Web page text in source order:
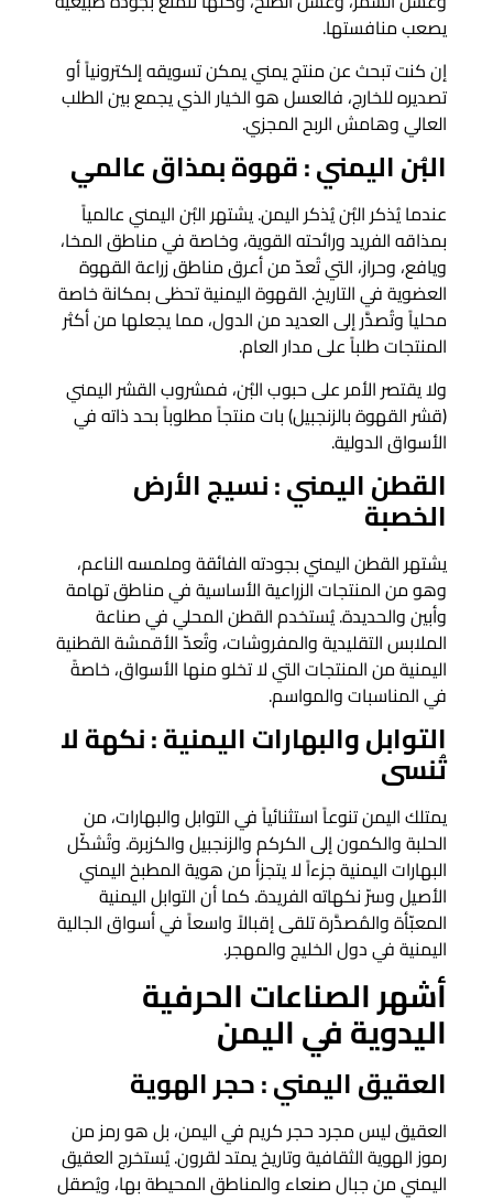
يصعب منافستها.
إن كنت تبحث عن منتج يمني يمكن تسويقه إلكترونياً أو
تصديره للخارج، فالعسل هو الخيار الذي يجمع بين الطلب
العالي وهامش الربح المجزي.
البُن اليمني : قهوة بمذاق عالمي
عندما يُذكر البُن يُذكر اليمن. يشتهر البُن اليمني عالمياً
بمذاقه الفريد ورائحته القوية، وخاصة في مناطق المخا،
ويافع، وحراز، التي تُعدّ من أعرق مناطق زراعة القهوة
العضوية في التاريخ. القهوة اليمنية تحظى بمكانة خاصة
محلياً وتُصدَّر إلى العديد من الدول، مما يجعلها من أكثر
المنتجات طلباً على مدار العام.
ولا يقتصر الأمر على حبوب البُن، فمشروب القشر اليمني
(قشر القهوة بالزنجبيل) بات منتجاً مطلوباً بحد ذاته في
الأسواق الدولية.
القطن اليمني : نسيج الأرض
الخصبة
يشتهر القطن اليمني بجودته الفائقة وملمسه الناعم،
وهو من المنتجات الزراعية الأساسية في مناطق تهامة
وأبين والحديدة. يُستخدم القطن المحلي في صناعة
الملابس التقليدية والمفروشات، وتُعدّ الأقمشة القطنية
اليمنية من المنتجات التي لا تخلو منها الأسواق، خاصةً
في المناسبات والمواسم.
التوابل والبهارات اليمنية : نكهة لا
تُنسى
يمتلك اليمن تنوعاً استثنائياً في التوابل والبهارات، من
الحلبة والكمون إلى الكركم والزنجبيل والكزبرة. وتُشكّل
البهارات اليمنية جزءاً لا يتجزأ من هوية المطبخ اليمني
الأصيل وسرّ نكهاته الفريدة. كما أن التوابل اليمنية
المعبّأة والمُصدَّرة تلقى إقبالاً واسعاً في أسواق الجالية
اليمنية في دول الخليج والمهجر.
أشهر الصناعات الحرفية
اليدوية في اليمن
العقيق اليمني : حجر الهوية
العقيق ليس مجرد حجر كريم في اليمن، بل هو رمز من
رموز الهوية الثقافية وتاريخ يمتد لقرون. يُستخرج العقيق
اليمني من جبال صنعاء والمناطق المحيطة بها، ويُصقل